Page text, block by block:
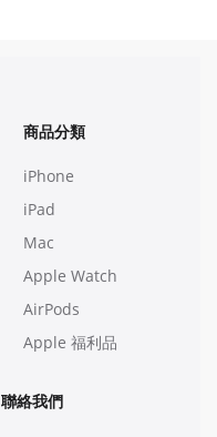
商品分類
iPhone
iPad
Mac
Apple Watch
AirPods
Apple 福利品
聯絡我們